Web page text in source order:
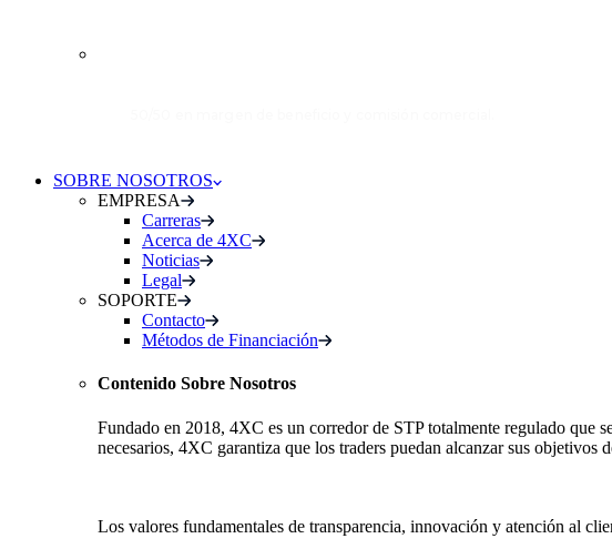
SOBRE NOSOTROS
EMPRESA
Carreras
Acerca de 4XC
Noticias
Legal
SOPORTE
Contacto
Métodos de Financiación
Contenido Sobre Nosotros
Fundado en 2018, 4XC es un corredor de STP totalmente regulado que
necesarios, 4XC garantiza que los traders puedan alcanzar sus objetivos
Los valores fundamentales de transparencia, innovación y atención al